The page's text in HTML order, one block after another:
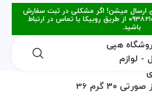
ارسال میشن! اگر مشکلی در ثبت سفارش
داشتین، میتونین با ۰۹۳۸۲۱۵۳۴۷۸ از طریق روبیکا یا تماس در ارتباط
باشید.
کنید